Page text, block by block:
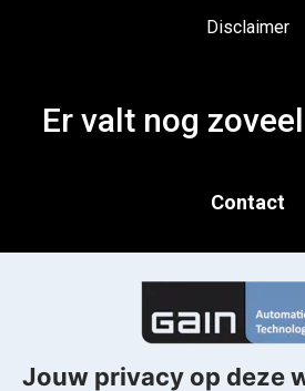
Disclaimer
Er valt nog
Contact
T. 0183 820
Kleine